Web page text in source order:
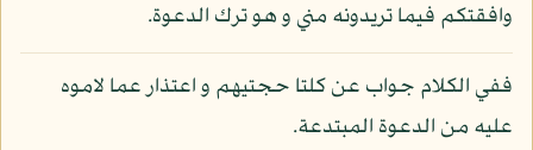
وافقتكم فيما تريدونه مني و هو ترك الدعوة.
ففي الكلام جواب عن كلتا حجتيهم و اعتذار عما لاموه
عليه من الدعوة المبتدعة.